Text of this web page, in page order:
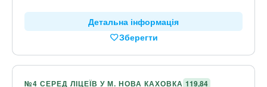
Детальна інформація
Зберегти
№4 СЕРЕД ЛІЦЕЇВ У М. НОВА КАХОВКА 119,84